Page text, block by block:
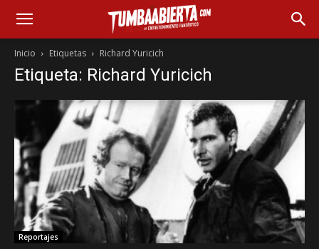
Inicio Etiquetas Richard Yuricich
Etiqueta: Richard Yuricich
Reportajes